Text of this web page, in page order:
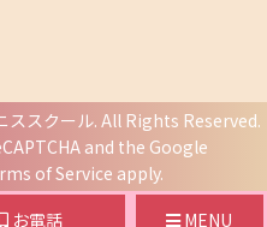
ススクール. All Rights Reserved.
and the Google
of Service apply.
お電話 MENU